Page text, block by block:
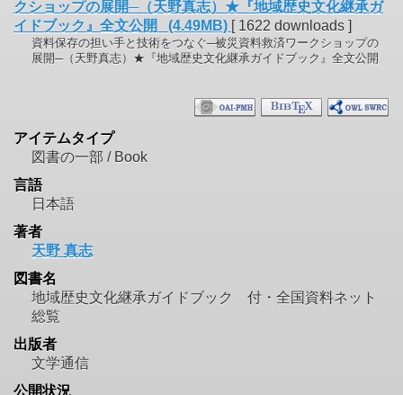
クショップの展開─（天野真志）★『地域歴史文化継承ガ
イドブック』全文公開 (4.49MB) [ 1622 downloads ]
資料保存の担い手と技術をつなぐ─被災資料救済ワークショップの
展開─（天野真志）★『地域歴史文化継承ガイドブック』全文公開
アイテムタイプ
図書の一部 / Book
言語
日本語
著者
天野 真志
図書名
地域歴史文化継承ガイドブック 付・全国資料ネット
総覧
出版者
文学通信
公開状況